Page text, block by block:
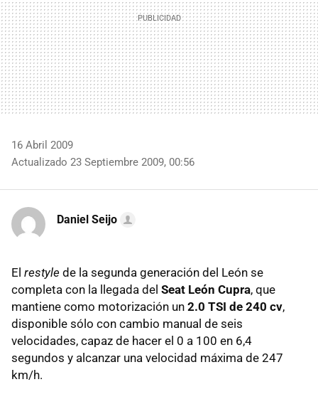
16 Abril 2009
Actualizado 23 Septiembre 2009, 00:56
Daniel Seijo
El restyle de la segunda generación del León se
completa con la llegada del Seat León Cupra, que
mantiene como motorización un 2.0 TSI de 240 cv,
disponible sólo con cambio manual de seis
velocidades, capaz de hacer el 0 a 100 en 6,4
segundos y alcanzar una velocidad máxima de 247
km/h.